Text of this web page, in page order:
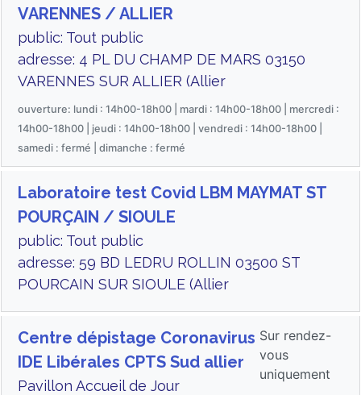
VARENNES / ALLIER
public: Tout public
adresse: 4 PL DU CHAMP DE MARS 03150
VARENNES SUR ALLIER (Allier
ouverture: lundi : 14h00-18h00 | mardi : 14h00-18h00 | mercredi :
14h00-18h00 | jeudi : 14h00-18h00 | vendredi : 14h00-18h00 |
samedi : fermé | dimanche : fermé
Laboratoire test Covid LBM MAYMAT ST
POURÇAIN / SIOULE
public: Tout public
adresse: 59 BD LEDRU ROLLIN 03500 ST
POURCAIN SUR SIOULE (Allier
Centre dépistage Coronavirus
IDE Libérales CPTS Sud allier
Pavillon Accueil de Jour
Sur rendez-
vous
uniquement